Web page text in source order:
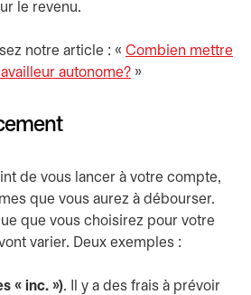
le revenu.
notre article : « Combien mettre
autonome? »
de vous lancer à votre compte,
que vous aurez à débourser.
que vous choisirez pour votre
varier. Deux exemples :
« inc. »). Il y a des frais à prévoir